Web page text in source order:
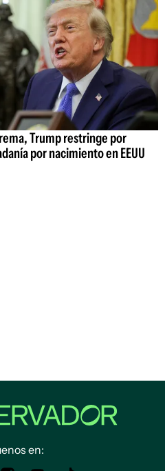
Trump restringe por
por nacimiento en EEUU
en: